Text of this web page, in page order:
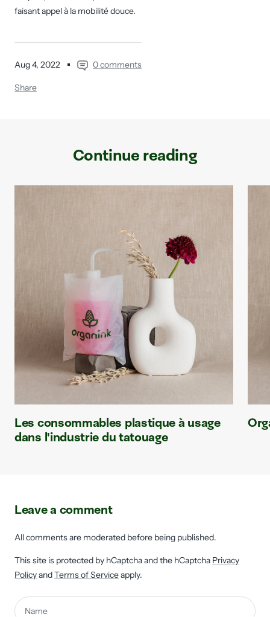
Aug 4, 2022 0 comments
Share
faisant appel à la mobilité douce.
Continue reading
Les consommables plastique à usage
dans l'industrie du tatouage
Leave a comment
All comments are moderated before being published.
This site is protected by hCaptcha and the hCaptcha Privacy
PolicyandTerms of Serviceapply.
Name